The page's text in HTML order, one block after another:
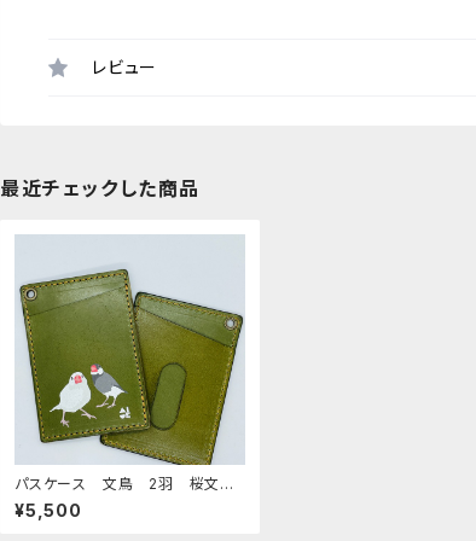
レビュー
最近チェックした商品
パスケース 文鳥 2羽 桜文
鳥 & 白文鳥 グリーン ぶん
ちょう ブンチョウ
¥5,500